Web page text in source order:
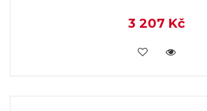
3 207 Kč
KOUPIT